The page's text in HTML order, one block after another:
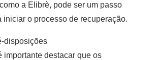
a Elibrè, pode ser um passo
iniciar o processo de recuperação.
disposições
importante destacar que os